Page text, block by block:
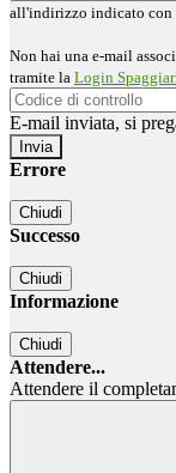
all'indirizzo indicato con
Non hai una e-mail
tramite la Login
E-mail inviata, si
Errore
Chiudi
Successo
Chiudi
Informazione
Chiudi
Attendere...
Attendere il